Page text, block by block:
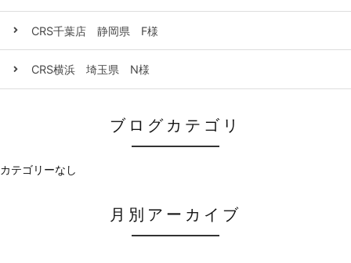
CRS千葉店 静岡県 F様
CRS横浜 埼玉県 N様
ブログカテゴリ
カテゴリーなし
月別アーカイブ